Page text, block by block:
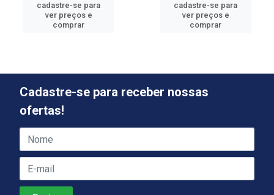
cadastre-se para
ver preços e
comprar
cadastre-se para
ver preços e
comprar
Cadastre-se para receber nossas
ofertas!